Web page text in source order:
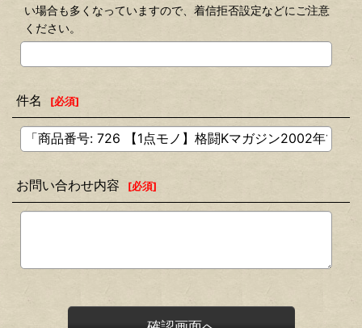
い場合も多くなっていますので、着信拒否設定などにご注意
ください。
件名 [必須]
お問い合わせ内容 [必須]